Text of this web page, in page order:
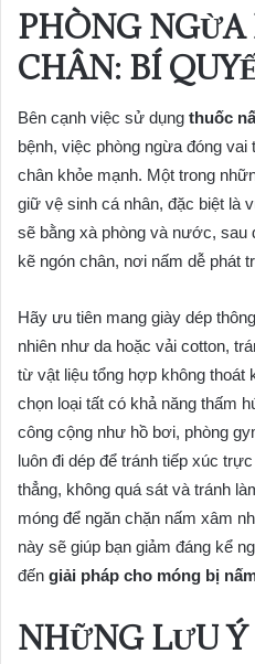
PHÒNG
CHÂN: BÍ
Bên cạnh việc sử dụng thuốc
bệnh, việc phòng ngừa đóng vai
chân khỏe mạnh. Một trong
giữ vệ sinh cá nhân, đặc biệt là
sẽ bằng xà phòng và nước, sau
kẽ ngón chân, nơi nấm dễ phát
Hãy ưu tiên mang giày dép
nhiên như da hoặc vải cotton,
từ vật liệu tổng hợp không thoát
chọn loại tất có khả năng thấm
công cộng như hồ bơi, phòng
luôn đi dép để tránh tiếp xúc
thẳng, không quá sát và tránh
móng để ngăn chặn nấm xâm
này sẽ giúp bạn giảm đáng kể
đến giải pháp cho móng bị
NHỮNG LƯU